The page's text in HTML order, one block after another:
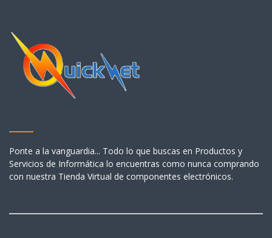
Ponte a la vanguardia... Todo lo que buscas en Productos y
Servicios de Informática lo encuentras como nunca comprando
con nuestra Tienda Virtual de componentes electrónicos.